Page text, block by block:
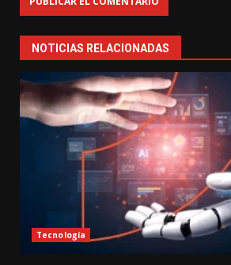
NOTICIAS RELACIONADAS
Tecnología